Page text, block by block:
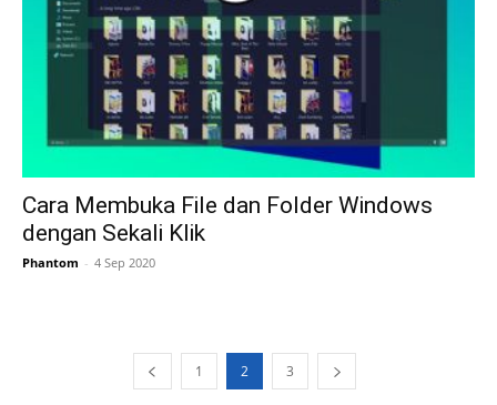
Cara Membuka File dan Folder Windows
dengan Sekali Klik
Phantom - 4 Sep 2020
1 2 3